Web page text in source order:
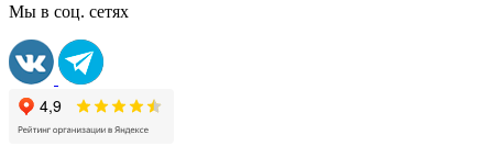
Мы в соц. сетях